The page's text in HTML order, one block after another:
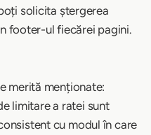
solicita ștergerea
footer-ul fiecărei pagini.
merită menționate:
limitare a ratei sunt
cu modul în care